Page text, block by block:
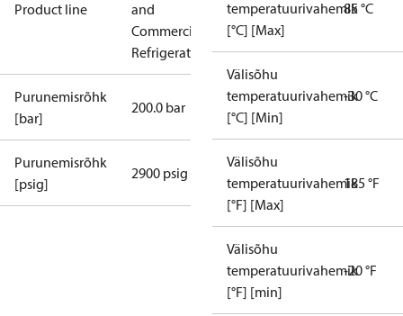
Product line
and
Commercial
Refrigeration
Purunemisrõhk
[bar]
200.0 bar
Purunemisrõhk
[psig]
2900 psig
temperatuurivahemik
[°C] [Max]
85 °C
Välisõhu
temperatuurivahemik
[°C] [Min]
-30 °C
Välisõhu
temperatuurivahemik
[°F] [Max]
185 °F
Välisõhu
temperatuurivahemik
[°F] [min]
-20 °F